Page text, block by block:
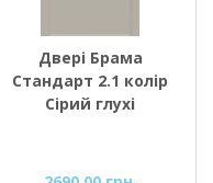
Двері Брама
Стандарт 2.1 колір
Сірий глухі